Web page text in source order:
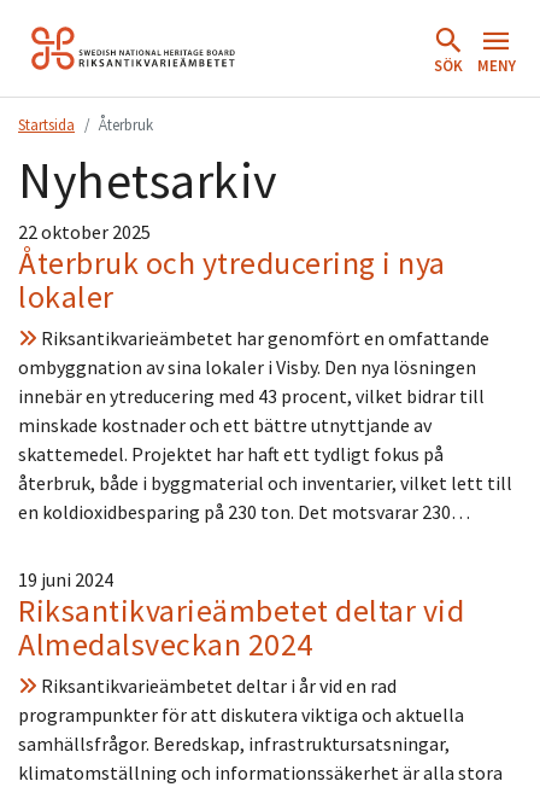
Hoppa
till
SÖK MENY
Startsida Återbruk
Nyhetsarkiv
22 oktober 2025
Återbruk och ytreducering i nya
lokaler
Riksantikvarieämbetet har genomfört en omfattande
ombyggnation av sina lokaler i Visby. Den nya lösningen
innebär en ytreducering med 43 procent, vilket bidrar till
minskade kostnader och ett bättre utnyttjande av
skattemedel. Projektet har haft ett tydligt fokus på
återbruk, både i byggmaterial och inventarier, vilket lett till
en koldioxidbesparing på 230 ton. Det motsvarar 230…
19 juni 2024
Riksantikvarieämbetet deltar vid
Almedalsveckan 2024
Riksantikvarieämbetet deltar i år vid en rad
programpunkter för att diskutera viktiga och aktuella
samhällsfrågor. Beredskap, infrastruktursatsningar,
klimatomställning och informationssäkerhet är alla stora